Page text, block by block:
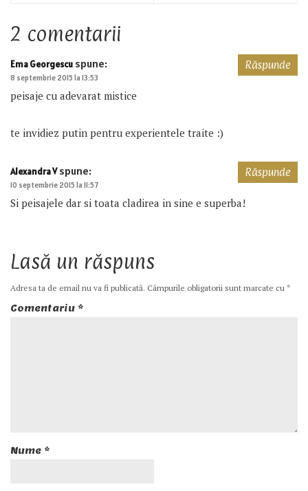
2 comentarii
Ema Georgescu spune:
8 septembrie 2015 la 13:53
peisaje cu adevarat mistice
te invidiez putin pentru experientele traite :)
Răspunde
Alexandra V spune:
10 septembrie 2015 la 11:57
Si peisajele dar si toata cladirea in sine e superba!
Răspunde
Lasă un răspuns
Adresa ta de email nu va fi publicată. Câmpurile obligatorii sunt marcate cu *
Comentariu *
Nume *